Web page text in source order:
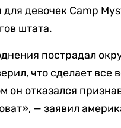
для девочек Camp
штата.
пострадал
что сделает
он отказался
— заявил